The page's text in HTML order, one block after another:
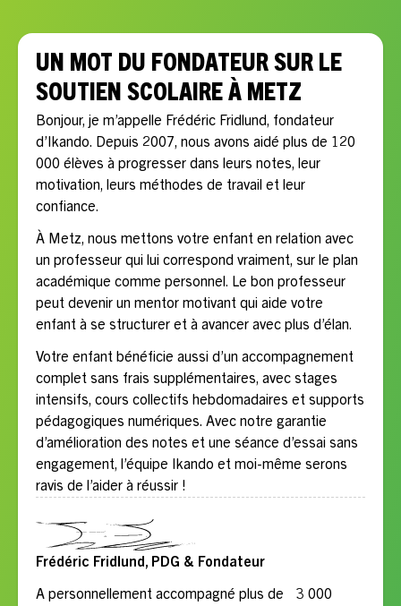
UN MOT DU FONDATEUR SUR LE
SOUTIEN SCOLAIRE À METZ
Bonjour, je m’appelle Frédéric Fridlund, fondateur
d’Ikando. Depuis 2007, nous avons aidé plus de 120
000 élèves à progresser dans leurs notes, leur
motivation, leurs méthodes de travail et leur
confiance.
À Metz, nous mettons votre enfant en relation avec
un professeur qui lui correspond vraiment, sur le plan
académique comme personnel. Le bon professeur
peut devenir un mentor motivant qui aide votre
enfant à se structurer et à avancer avec plus d’élan.
Votre enfant bénéficie aussi d’un accompagnement
complet sans frais supplémentaires, avec stages
intensifs, cours collectifs hebdomadaires et supports
pédagogiques numériques. Avec notre garantie
d’amélioration des notes et une séance d’essai sans
engagement, l’équipe Ikando et moi-même serons
ravis de l’aider à réussir !
Frédéric Fridlund, PDG & Fondateur
A personnellement accompagné plus de 3 000